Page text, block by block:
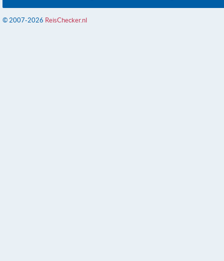
© 2007-2026 ReisChecker.nl